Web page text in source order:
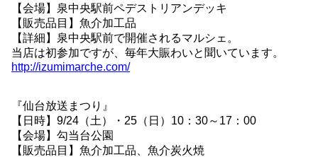
【会場】泉中央駅前ペデストリアンデッキ
【販売品目】魚介加工品
【詳細】泉中央駅前で開催されるマルシェ。
当店は初参加ですが、毎年大賑わいと聞いています。
http://izumimarche.com/
『仙台放送まつり』
【日時】9/24（土）・25（日）10：30～17：00
【会場】勾当台公園
【販売品目】魚介加工品、魚介炭火焼